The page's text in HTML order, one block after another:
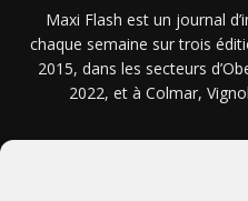
Maxi Flash est un journal
chaque semaine sur trois
2015, dans les secteurs
2022, et à Colmar,